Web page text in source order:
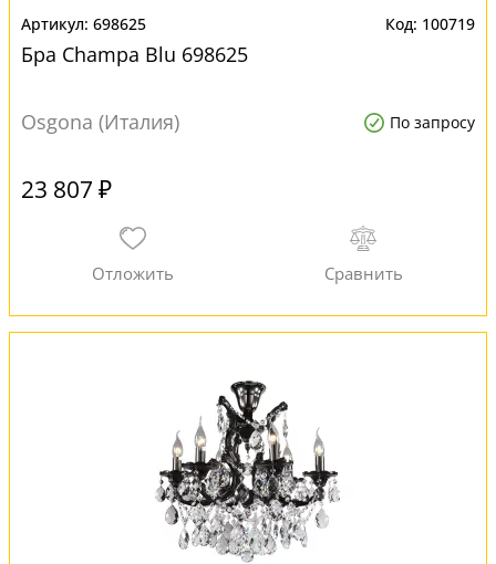
698625 100719
Бра Champa Blu 698625
Osgona (Италия) По запросу
23 807 ₽